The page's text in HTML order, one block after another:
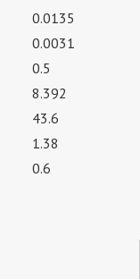
0.0135
0.0031
0.5
8.392
43.6
1.38
0.6